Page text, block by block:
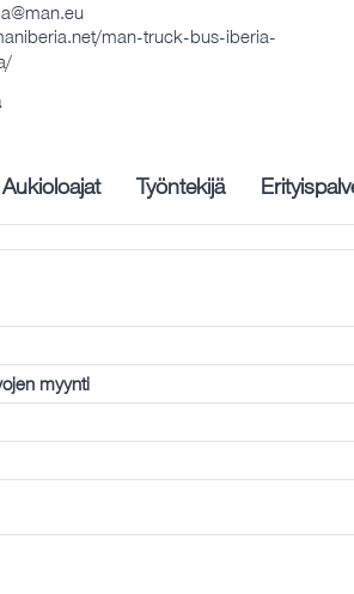
man-truck-bus-iberia-
Aukioloajat Työntekijä
myynti